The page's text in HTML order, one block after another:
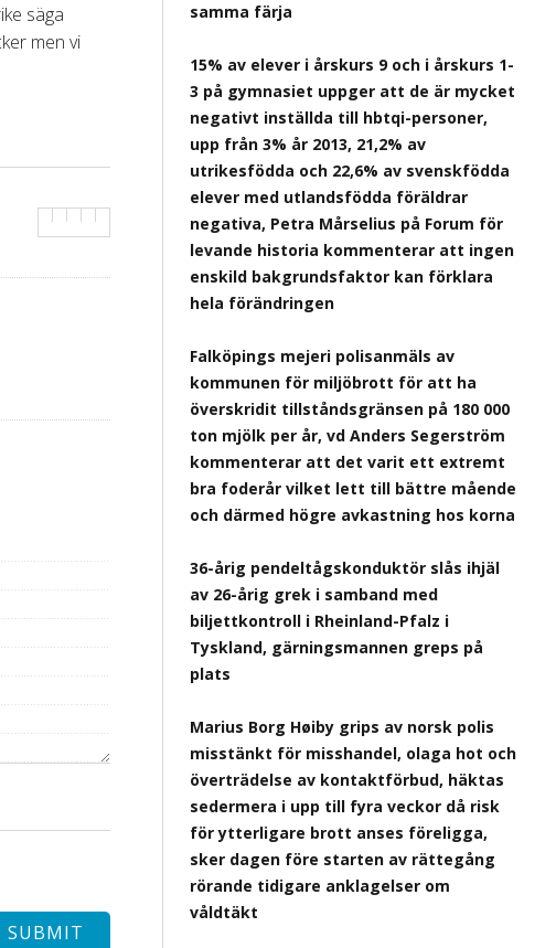
säga
men vi
samma färja
15% av elever i årskurs 9 och i årskurs 1-
3 på gymnasiet uppger att de är mycket
negativt inställda till hbtqi-personer,
upp från 3% år 2013, 21,2% av
utrikesfödda och 22,6% av svenskfödda
elever med utlandsfödda föräldrar
negativa, Petra Mårselius på Forum för
levande historia kommenterar att ingen
enskild bakgrundsfaktor kan förklara
hela förändringen
Falköpings mejeri polisanmäls av
kommunen för miljöbrott för att ha
överskridit tillståndsgränsen på 180 000
ton mjölk per år, vd Anders Segerström
kommenterar att det varit ett extremt
bra foderår vilket lett till bättre mående
och därmed högre avkastning hos korna
36-årig pendeltågskonduktör slås ihjäl
av 26-årig grek i samband med
biljettkontroll i Rheinland-Pfalz i
Tyskland, gärningsmannen greps på
plats
Marius Borg Høiby grips av norsk polis
misstänkt för misshandel, olaga hot och
överträdelse av kontaktförbud, häktas
sedermera i upp till fyra veckor då risk
för ytterligare brott anses föreligga,
sker dagen före starten av rättegång
rörande tidigare anklagelser om
våldtäkt